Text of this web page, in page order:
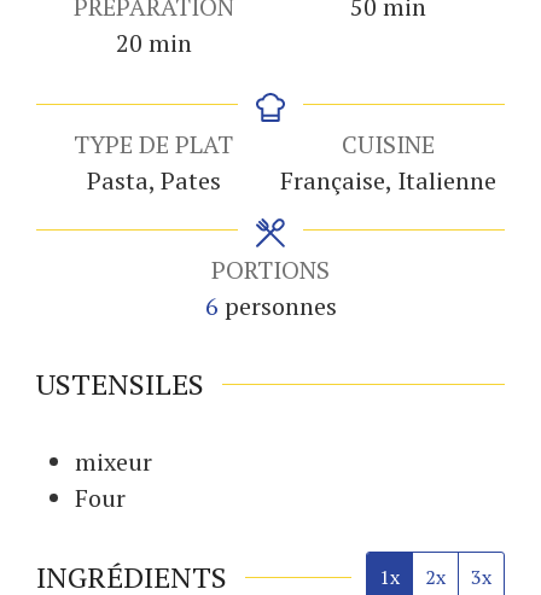
PRÉPARATION
20minutes
min
50 min
TYPE DE PLAT
Pasta, Pates
CUISINE
Française, Italienne
PORTIONS
6 personnes
USTENSILES
mixeur
Four
INGRÉDIENTS 1x 2x 3x